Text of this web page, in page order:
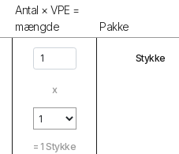
Antal × VPE =
mængde
Pakke
x
= 1 Stykke
Stykke